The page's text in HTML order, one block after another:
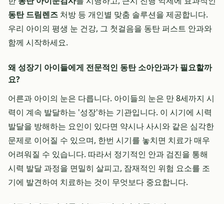
동탄 드림렌즈 처방 등 개인별 맞춤 솔루션을 제공합니다.
우리 아이의 평생 눈 건강, 그 첫걸음을 동탄 퍼스트 안과와
함께 시작하세요.
왜 성장기 아이들에게 전문적인 동탄 소아안과가 필요할까
요?
어른과 아이의 눈은 다릅니다. 아이들의 눈은 만 8세까지 시
력이 계속 발달하는 '성장'하는 기관입니다. 이 시기에 시력
발달을 방해하는 요인이 있다면 약시나 사시와 같은 심각한
문제로 이어질 수 있으며, 한번 시기를 놓치면 치료가 매우
어려워질 수 있습니다. 따라서 정기적인 안과 검진을 통해
시력 발달 과정을 면밀히 살피고, 잠재적인 위험 요소를 조
기에 발견하여 치료하는 것이 무엇보다 중요합니다.